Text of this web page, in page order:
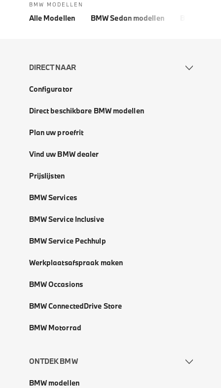
BMW MODELLEN
Alle Modellen BMW Sedan modellen
DIRECT NAAR
Configurator
Direct beschikbare BMW modellen
Plan uw proefrit
Vind uw BMW dealer
Prijslijsten
BMW Services
BMW Service Inclusive
BMW Service Pechhulp
Werkplaatsafspraak maken
BMW Occasions
BMW ConnectedDrive Store
BMW Motorrad
ONTDEK BMW
BMW modellen